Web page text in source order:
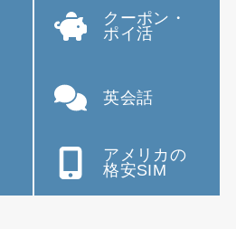
クーポン・
ポイ活
英会話
アメリカの
格安SIM